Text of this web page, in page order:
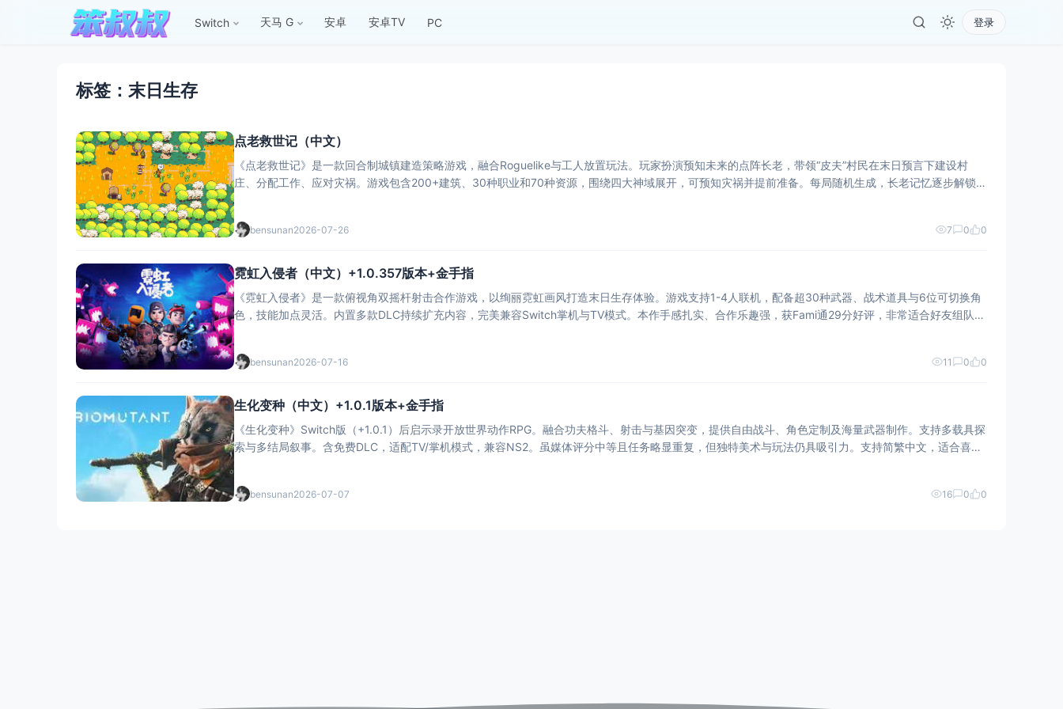
Switch 天马 G 安卓 安卓TV PC 登录
标签：末日生存
点老救世记（中文）
《点老救世记》是一款回合制城镇建造策略游戏，融合Roguelike与工人放置玩法。玩家扮演预知未来的点阵长老，带领“皮夫”村民在末日预言下建设村
庄、分配工作、应对灾祸。游戏包含200+建筑、30种职业和70种资源，围绕四大神域展开，可预知灾祸并提前准备。每局随机生成，长老记忆逐步解锁新
bensunan2026-07-26 7 0 0
霓虹入侵者（中文）+1.0.357版本+金手指
《霓虹入侵者》是一款俯视角双摇杆射击合作游戏，以绚丽霓虹画风打造末日生存体验。游戏支持1-4人联机，配备超30种武器、战术道具与6位可切换角
色，技能加点灵活。内置多款DLC持续扩充内容，完美兼容Switch掌机与TV模式。本作手感扎实、合作乐趣强，获Fami通29分好评，非常适合好友组队开
bensunan2026-07-16 11 0 0
生化变种（中文）+1.0.1版本+金手指
《生化变种》Switch版（+1.0.1）后启示录开放世界动作RPG。融合功夫格斗、射击与基因突变，提供自由战斗、角色定制及海量武器制作。支持多载具探
索与多结局叙事。含免费DLC，适配TV/掌机模式，兼容NS2。虽媒体评分中等且任务略显重复，但独特美术与玩法仍具吸引力。支持简繁中文，适合喜爱
bensunan2026-07-07 16 0 0